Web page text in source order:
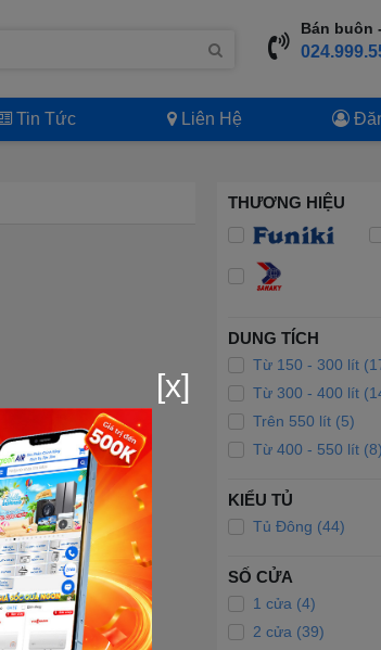
Bán buôn
Tin Tức Liên Hệ
THƯƠNG HIỆU
DUNG TÍCH
Từ 150 - 300 lít
Từ 300 - 400 lít
Trên 550 lít (5)
Từ 400 - 550 lít (8)
KIỂU TỦ
Tủ Đông (44)
SỐ CỬA
1 cửa (4)
2 cửa (39)
[x]